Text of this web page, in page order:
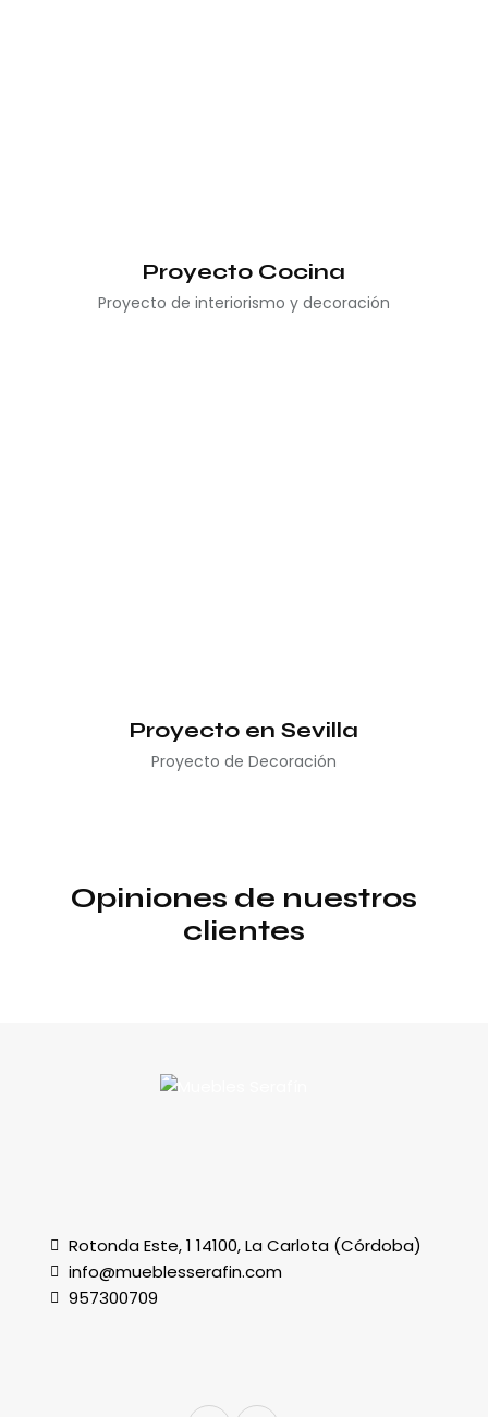
Proyecto Cocina
Proyecto de interiorismo y decoración
Proyecto en Sevilla
Proyecto de Decoración
Opiniones de nuestros
clientes
Rotonda Este, 1 14100, La Carlota (Córdoba)
info@mueblesserafin.com
957300709